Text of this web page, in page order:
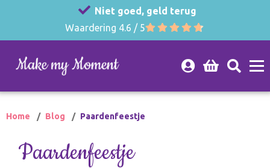
Niet goed, geld terug
Waardering 4.6 / 5
Home Blog Paardenfeestje
Paardenfeestje